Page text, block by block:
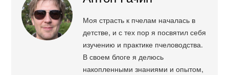
Моя страсть к пчелам началась в
детстве, и с тех пор я посвятил себя
изучению и практике пчеловодства.
В своем блоге я делюсь
накопленными знаниями и опытом,